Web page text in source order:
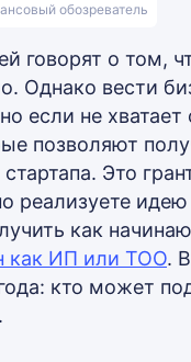
обозреватель
говорят о том,
Однако вести
если не
позволяют
стартапа. Это
реализуете
как
как ИП или ТОО.
кто может